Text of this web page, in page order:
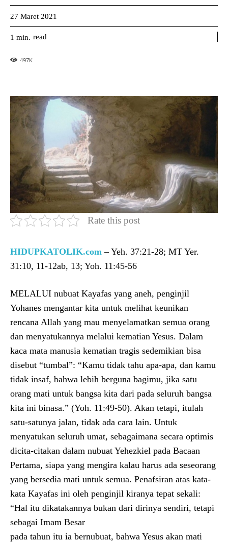
27 Maret 2021
1 min. read
497K
Rate this post
HIDUPKATOLIK.com – Yeh. 37:21-28; MT Yer.
31:10, 11-12ab, 13; Yoh. 11:45-56
MELALUI nubuat Kayafas yang aneh, penginjil
Yohanes mengantar kita untuk melihat keunikan
rencana Allah yang mau menyelamatkan semua orang
dan menyatukannya melalui kematian Yesus. Dalam
kaca mata manusia kematian tragis sedemikian bisa
disebut “tumbal”: “Kamu tidak tahu apa-apa, dan kamu
tidak insaf, bahwa lebih berguna bagimu, jika satu
orang mati untuk bangsa kita dari pada seluruh bangsa
kita ini binasa.” (Yoh. 11:49-50). Akan tetapi, itulah
satu-satunya jalan, tidak ada cara lain. Untuk
menyatukan seluruh umat, sebagaimana secara optimis
dicita-citakan dalam nubuat Yehezkiel pada Bacaan
Pertama, siapa yang mengira kalau harus ada seseorang
yang bersedia mati untuk semua. Penafsiran atas kata-
kata Kayafas ini oleh penginjil kiranya tepat sekali:
“Hal itu dikatakannya bukan dari dirinya sendiri, tetapi
sebagai Imam Besar
pada tahun itu ia bernubuat, bahwa Yesus akan mati